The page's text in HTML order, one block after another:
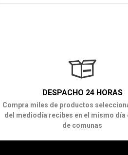
DESPACHO 24 HORAS
Compra miles de productos
del mediodía recibes en el mismo día
de comunas